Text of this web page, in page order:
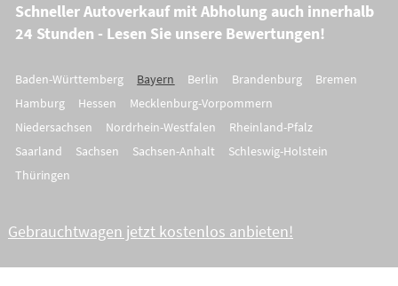
Schneller Autoverkauf mit Abholung auch innerhalb
24 Stunden - Lesen Sie unsere Bewertungen!
Baden-Württemberg Bayern Berlin Brandenburg
Bremen
Hamburg
Hessen
Mecklenburg-Vorpommern
Niedersachsen
Nordrhein-Westfalen
Rheinland-Pfalz
Saarland
Sachsen Sachsen-Anhalt
Schleswig-Holstein
Thüringen
Gebrauchtwagen jetzt kostenlos anbieten!